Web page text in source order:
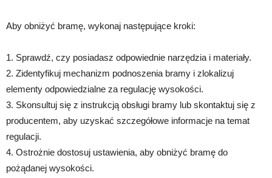
Aby obniżyć bramę, wykonaj następujące kroki:
1. Sprawdź, czy posiadasz odpowiednie narzędzia i materiały.
2. Zidentyfikuj mechanizm podnoszenia bramy i zlokalizuj
elementy odpowiedzialne za regulację wysokości.
3. Skonsultuj się z instrukcją obsługi bramy lub skontaktuj się z
producentem, aby uzyskać szczegółowe informacje na temat
regulacji.
4. Ostrożnie dostosuj ustawienia, aby obniżyć bramę do
pożądanej wysokości.